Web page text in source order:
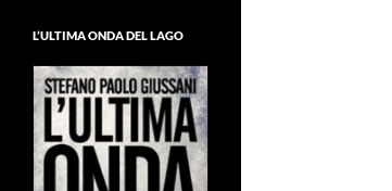
L’ULTIMA ONDA DEL LAGO